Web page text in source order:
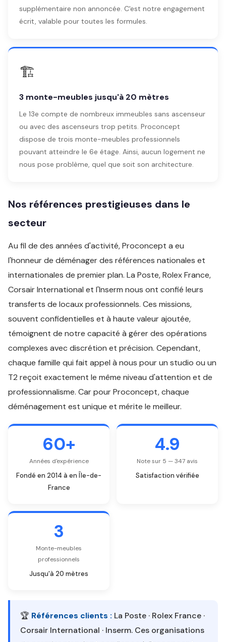
supplémentaire non annoncée. C'est notre engagement
écrit, valable pour toutes les formules.
🏗️
3 monte-meubles jusqu'à 20 mètres
Le 13e compte de nombreux immeubles sans ascenseur
ou avec des ascenseurs trop petits. Proconcept
dispose de trois monte-meubles professionnels
pouvant atteindre le 6e étage. Ainsi, aucun logement ne
nous pose problème, quel que soit son architecture.
Nos références prestigieuses dans le
secteur
Au fil de des années d'activité, Proconcept a eu
l'honneur de déménager des références nationales et
internationales de premier plan. La Poste, Rolex France,
Corsair International et l'Inserm nous ont confié leurs
transferts de locaux professionnels. Ces missions,
souvent confidentielles et à haute valeur ajoutée,
témoignent de notre capacité à gérer des opérations
complexes avec discrétion et précision. Cependant,
chaque famille qui fait appel à nous pour un studio ou un
T2 reçoit exactement le même niveau d'attention et de
professionnalisme. Car pour Proconcept, chaque
déménagement est unique et mérite le meilleur.
60+
Années d'expérience
Fondé en 2014 à en Île-de-
France
4.9
Note sur 5 — 347 avis
Satisfaction vérifiée
3
Monte-meubles
professionnels
Jusqu'à 20 mètres
🏆 Références clients : La Poste · Rolex France ·
Corsair International · Inserm. Ces organisations